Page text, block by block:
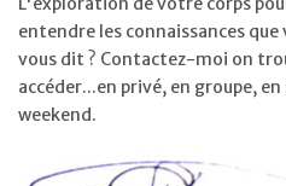
entendre les connaissances que
vous dit ? Contactez-moi on
accéder...en privé, en groupe,
weekend.